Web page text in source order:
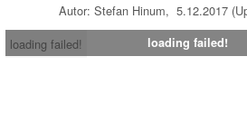
Autor: Stefan Hinum, 5.12.2017
loading failed!
loading failed!